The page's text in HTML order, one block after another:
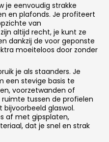
je eenvoudig strakke
en plafonds. Je profiteert
van
altijd recht, je kunt ze
dankzij de voor geponste
moeiteloos door zonder
je als staanders. Je
een stevige basis te
voorzetwanden of
tussen de profielen
glaswol.
af met gipsplaten,
dat je snel en strak